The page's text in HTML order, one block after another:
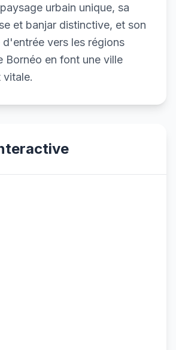
urbain unique, sa
et banjar distinctive, et son
vers les régions
Bornéo en font une ville
vitale.